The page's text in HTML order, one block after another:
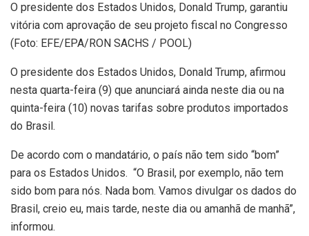
O presidente dos Estados Unidos, Donald Trump, garantiu
vitória com aprovação de seu projeto fiscal no Congresso
(Foto: EFE/EPA/RON SACHS / POOL)
O presidente dos Estados Unidos, Donald Trump, afirmou
nesta quarta-feira (9) que anunciará ainda neste dia ou na
quinta-feira (10) novas tarifas sobre produtos importados
do Brasil.
De acordo com o mandatário, o país não tem sido “bom”
para os Estados Unidos. “O Brasil, por exemplo, não tem
sido bom para nós. Nada bom. Vamos divulgar os dados do
Brasil, creio eu, mais tarde, neste dia ou amanhã de manhã”,
informou.